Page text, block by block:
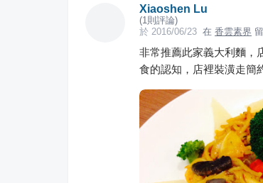
Xiaoshen Lu
(1則評論)
於 2016/06/23 在 香雲素界
非常推薦此家義大利麵，
食的認知，店裡裝潢走簡